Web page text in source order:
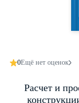
0Ещё нет оценок
Расчет и